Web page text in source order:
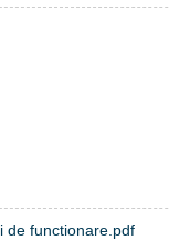
de functionare.pdf